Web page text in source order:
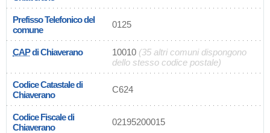
Prefisso Telefonico del
comune
0125
CAPdi Chiaverano 10010 (35 altri comuni dispongono
dello stesso codice postale)
Codice Catastale di
Chiaverano
C624
Codice Fiscale di
Chiaverano
02195200015